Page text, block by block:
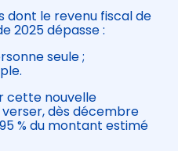
dont le revenu fiscal de
2025 dépasse :
seule ;
cette nouvelle
dès décembre
% du montant estimé